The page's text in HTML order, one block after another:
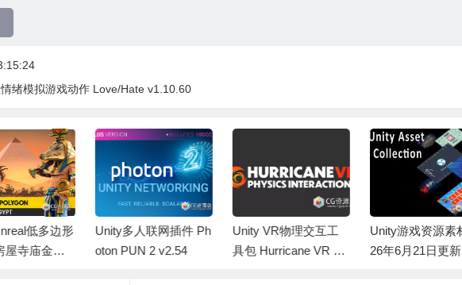
绪模拟游戏动作 Love/Hate v1.10.60
低多边形
庙金字
Unity多人联网插件 Ph
oton PUN 2 v2.54
Unity VR物理交互工
具包 Hurricane VR –
Unity游戏资源素材20
26年6月21日更新 Unit